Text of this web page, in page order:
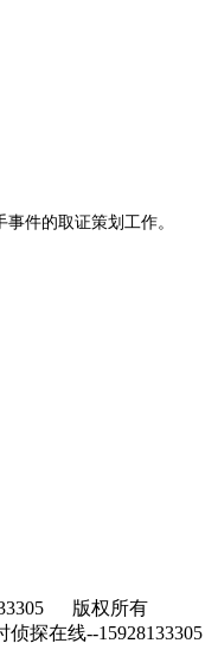
件的取证策划工作。
版权所有
侦探在线--15928133305